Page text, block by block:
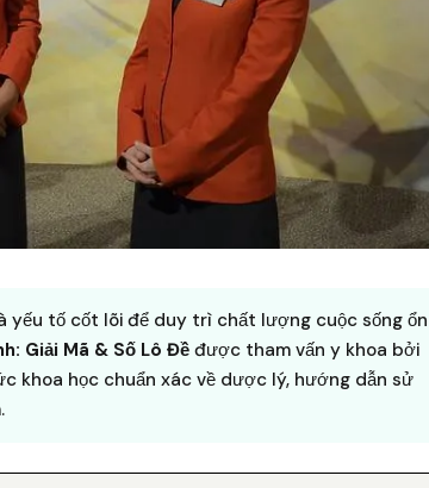
yếu tố cốt lõi để duy trì chất lượng cuộc sống ổn
Giải Mã & Số Lô Đềđược tham vấn y khoa bởi
khoa học chuẩn xác về dược lý, hướng dẫn sử